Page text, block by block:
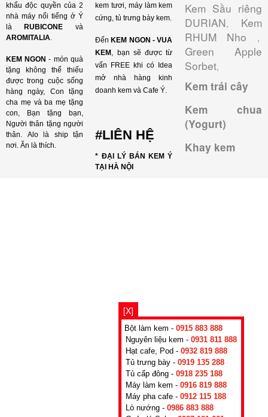
khẩu độc quyền của 2
nhà máy nổi tiếng ở Ý
là
RUBICONE và
AROMITALIA.
KEM NGON - món quà
tặng không thể thiếu
được trong cuộc sống
hàng ngày, Con tặng
cha mẹ và ba mẹ tặng
con, Bạn tặng bạn,
Người thân tặng người
thân. Alo là ship tận
nơi. Ăn là thích.
kem tươi, máy làm kem
cứng, tủ trưng bày kem.
Đến KEM NGON - VUA
KEM , bạn sẽ được từ
vấn FREE khi có Idea
mở nhà hàng kinh
doanh kem và Cafe Ý.
#LIÊN HỆ
* ĐẠI LÝ BÁN KEM Ý
TẠI HÀ NỘI
Kem Sầu riêng
DURIAN, Kem
RHUM Nho
,
Green Apple
Sorbet,
Kem trái cây
Kem chua
(Yogurt)
Khay kem
[X]
Bột làm kem - 0915 883 888
Nguyên liệu kem - 0931 811 888
Hạt cafe, Pod - 0932 819 888
Tủ trưng bày - 0919 135 288
Tủ cấp đông - 0918 235 188
Máy làm kem - 0916 819 888
Máy pha cafe - 0912 115 188
Lò nướng - 0986 883 888